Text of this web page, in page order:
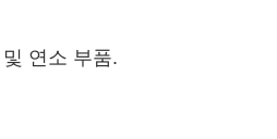
연소 부품.